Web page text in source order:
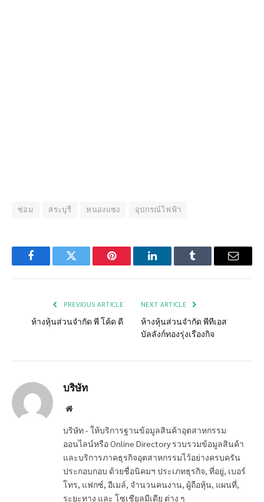
ซ่อม สระบุรี หนองแซง อุปกรณ์ไฟฟ้า
FacebookTwitter Pinterest LinkedInTumblr Email
PREVIOUS ARTICLE
ห้างหุ้นส่วนจำกัด พี โค้ด ดี
NEXT ARTICLE
ห้างหุ้นส่วนจำกัด พีทีเอส
บัลลังก์ทองรุ่งเรืองกิจ
บริษัท
Website
บริษัท - ให้บริการฐานข้อมูลสินค้าอุตสาหกรรม
ออนไลน์หรือ Online Directory รวบรวมข้อมูลสินค้า
และบริการภาคธุรกิจอุตสาหกรรมไว้อย่างครบครัน
ประกอบกอบ ด้วยชื่อนิคมฯ ประเภทธุรกิจ, ที่อยู่, เบอร์
โทร, แฟกซ์, อีเมล์, จำนวนคนงาน, ผู้ถือหุ้น, แผนที่,
ระยะทาง และ โซเชียลมีเดีย ต่าง ๆ